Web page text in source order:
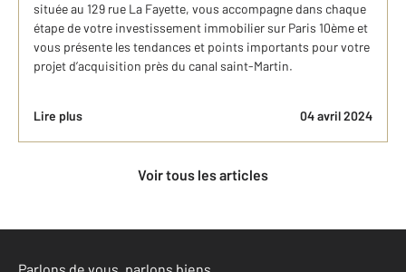
située au 129 rue La Fayette, vous accompagne dans chaque
étape de votre investissement immobilier sur Paris 10ème et
vous présente les tendances et points importants pour votre
projet d’acquisition près du canal saint-Martin.
Lire plus 04 avril 2024
Voir tous les articles